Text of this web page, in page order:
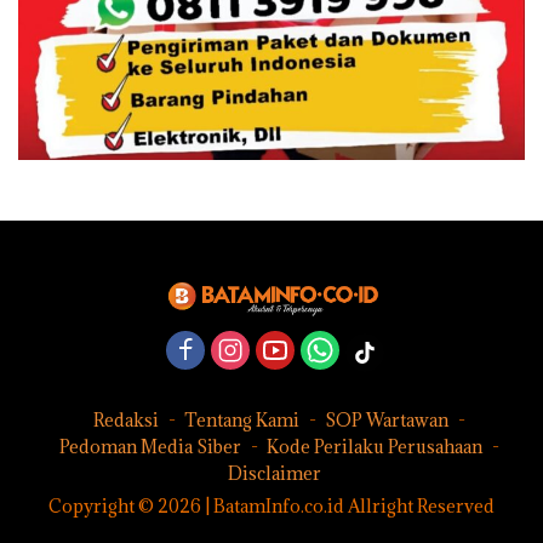
Redaksi Tentang Kami
SOP Wartawan
Pedoman Media Siber
Kode Perilaku Perusahaan
Disclaimer
Copyright © 2026 | BatamInfo.co.id Allright Reserved